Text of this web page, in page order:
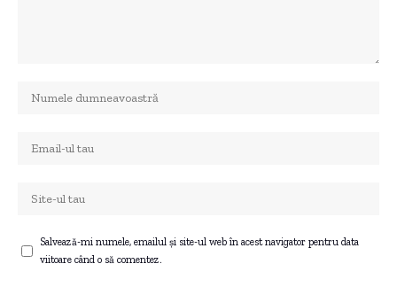
Salvează-mi numele, emailul și site-ul web în acest navigator pentru data
viitoare când o să comentez.